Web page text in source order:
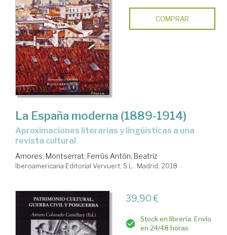
COMPRAR
La España moderna (1889-1914)
aproximaciones literarias y lingüísticas a una
revista cultural
Amores, Montserrat; Ferrús Antón, Beatriz
Iberoamericana Editorial Vervuert, S.L.. Madrid, 2018
39,90 €
Stock en librería. Envío
en 24/48 horas